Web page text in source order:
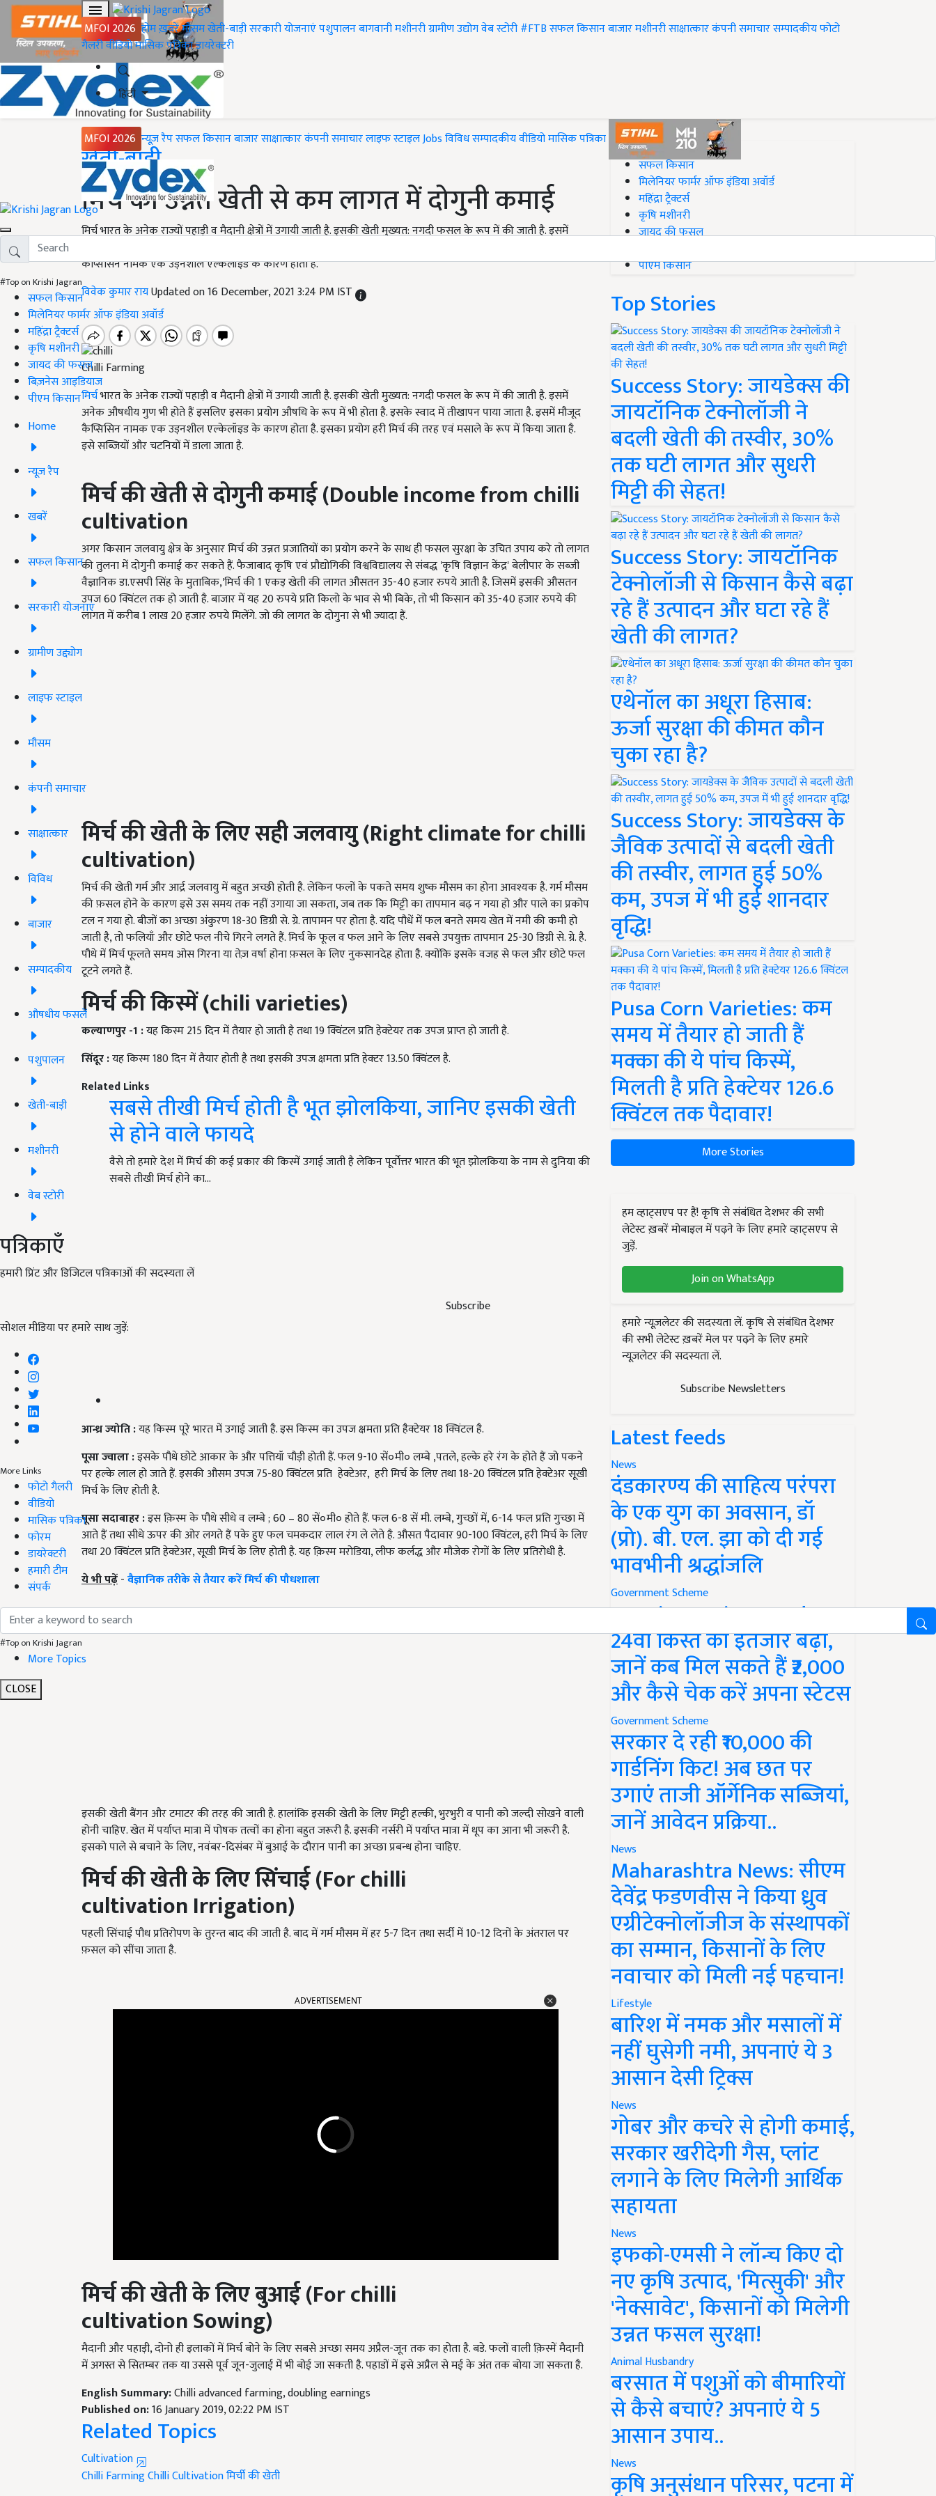
MFOI 2026 होमख़बरेंमौसमखेती-बाड़ीसरकारी योजनाएंपशुपालनबागवानीमशीनरीग्रामीण उद्योगवेब स्टोरी#FTBसफल किसानबाजारमशीनरीसाक्षात्कारकंपनी समाचारसम्पादकीयफोटो
गैलरीवीडियोमासिक पत्रिकाडायरेक्टरी
हिंदी
MFOI 2026 न्यूज़ रैपसफल किसानबाजारसाक्षात्कारकंपनी समाचारलाइफ स्टाइलJobsविविधसम्पादकीयवीडियोमासिक पत्रिका
#Top on Krishi Jagran
सफल किसान
मिलेनियर फार्मर ऑफ इंडिया अवॉर्ड
महिंद्रा ट्रैक्टर्स
कृषि मशीनरी
जायद की फसल
बिज़नेस आइडियाज
पीएम किसान
Home
न्यूज़ रैप
खबरें
सफल किसान
सरकारी योजनाएं
ग्रामीण उद्द्योग
लाइफ स्टाइल
मौसम
कंपनी समाचार
साक्षात्कार
विविध
बाजार
सम्पादकीय
औषधीय फसलें
पशुपालन
खेती-बाड़ी
मशीनरी
वेब स्टोरी
पत्रिकाएँ
हमारी प्रिंट और डिजिटल पत्रिकाओं की सदस्यता लें
Subscribe
सोशल मीडिया पर हमारे साथ जुड़ें:
More Links
फोटो गैलरी
वीडियो
मासिक पत्रिका
फोरम
डायरेक्टरी
हमारी टीम
संपर्क
#Top on Krishi Jagran
More Topics
CLOSE
Home
खेती-बाड़ी
मिर्च की उन्नत खेती से कम लागत में दोगुनी कमाई
मिर्च भारत के अनेक राज्यों पहाड़ी व मैदानी क्षेत्रों में उगायी जाती है. इसकी खेती मुख्यत: नगदी फसल के रूप में की जाती है. इसमें
कैप्सिसिन नामक एक उड़नशील एल्केलॉइड के कारण होता है.
विवेक कुमार रायUpdated on 16 December, 2021 3:24 PM IST
Chilli Farming
मिर्चभारत के अनेक राज्यों पहाड़ी व मैदानी क्षेत्रों में उगायी जाती है. इसकी खेती मुख्यत: नगदी फसल के रूप में की जाती है. इसमें
अनेक औषधीय गुण भी होते हैं इसलिए इसका प्रयोग औषधि के रूप में भी होता है. इसके स्वाद में तीखापन पाया जाता है. इसमें मौजूद
कैप्सिसिन नामक एक उड़नशील एल्केलॉइड के कारण होता है. इसका प्रयोग हरी मिर्च की तरह एवं मसाले के रूप में किया जाता है.
इसे सब्जियों और चटनियों में डाला जाता है.
मिर्च की खेती से दोगुनी कमाई (Double income from chilli
cultivation
अगर किसान जलवायु क्षेत्र के अनुसार मिर्च की उन्नत प्रजातियों का प्रयोग करने के साथ ही फसल सुरक्षा के उचित उपाय करे तो लागत
की तुलना में दोगुनी कमाई कर सकते हैं. फैजाबाद कृषि एवं प्रौद्योगिकी विश्वविद्यालय से संबद्ध 'कृषि विज्ञान केंद्र' बेलीपार के सब्जी
वैज्ञानिक डा.एसपी सिंह के मुताबिक,'मिर्च की 1 एकड़ खेती की लागत औसतन 35-40 हजार रुपये आती है. जिसमें इसकी औसतन
उपज 60 क्विंटल तक हो जाती है. बाजार में यह 20 रुपये प्रति किलो के भाव से भी बिके, तो भी किसान को 35-40 हजार रुपये की
लागत में करीब 1 लाख 20 हजार रुपये मिलेंगे. जो की लागत के दोगुना से भी ज्यादा हैं.
मिर्च की खेती के लिए सही जलवायु (Right climate for chilli
cultivation)
मिर्च की खेती गर्म और आर्द्र जलवायु में बहुत अच्छी होती है. लेकिन फलों के पकते समय शुष्क मौसम का होना आवश्यक है. गर्म मौसम
की फ़सल होने के कारण इसे उस समय तक नहीं उगाया जा सकता, जब तक कि मिट्टी का तापमान बढ़ न गया हो और पाले का प्रकोप
टल न गया हो. बीजों का अच्छा अंकुरण 18-30 डिग्री से. ग्रे. तापामन पर होता है. यदि पौधें में फल बनते समय खेत में नमी की कमी हो
जाती है, तो फलियाँ और छोटे फल नीचे गिरने लगते हैं. मिर्च के फूल व फल आने के लिए सबसे उपयुक्त तापमान 25-30 डिग्री से. ग्रे. है.
पौधे में मिर्च फूलते समय ओस गिरना या तेज़ वर्षा होना फ़सल के लिए नुकसानदेह होता है. क्योंकि इसके वजह से फल और छोटे फल
टूटने लगते हैं.
मिर्च की किस्में (chili varieties)
कल्याणपुर -1 :यह किस्म 215 दिन में तैयार हो जाती है तथा 19 क्विंटल प्रति हेक्टेयर तक उपज प्राप्त हो जाती है.
सिंदूर :यह किस्म 180 दिन में तैयार होती है तथा इसकी उपज क्षमता प्रति हेक्टर 13.50 क्विंटल है.
Related Links
सबसे तीखी मिर्च होती है भूत झोलकिया, जानिए इसकी खेती
से होने वाले फायदे
वैसे तो हमारे देश में मिर्च की कई प्रकार की किस्में उगाई जाती है लेकिन पूर्वोत्तर भारत की भूत झोलकिया के नाम से दुनिया की
सबसे तीखी मिर्च होने का…
आन्ध्र ज्योति :यह किस्म पूरे भारत में उगाई जाती है. इस किस्म का उपज क्षमता प्रति हैक्टेयर 18 क्विंटल है.
पूसा ज्वाला :इसके पौधे छोटे आकार के और पत्तियॉ चौड़ी होती हैं. फल 9-10 सें०मी० लम्बे ,पतले, हल्के हरे रंग के होते हैं जो पकने
पर हल्के लाल हो जाते हैं. इसकी औसम उपज 75-80 क्विंटल प्रति हेक्टेअर, हरी मिर्च के लिए तथा 18-20 क्विंटल प्रति हेक्टेअर सूखी
मिर्च के लिए होती है.
पूसा सदाबाहर :इस क़िस्म के पौधे सीधे व लम्बे ; 60 – 80 सें०मी० होते हैं. फल 6-8 सें मी. लम्बे, गुच्छों में, 6-14 फल प्रति गुच्छा में
आते हैं तथा सीधे ऊपर की ओर लगते हैं पके हुए फल चमकदार लाल रंग ले लेते है. औसत पैदावार 90-100 क्विंटल, हरी मिर्च के लिए
तथा 20 क्विंटल प्रति हेक्टेअर, सूखी मिर्च के लिए होती है. यह क़िस्म मरोडिया, लीफ कर्लद्ध और मौजेक रोगों के लिए प्रतिरोधी है.
ये भी पढ़ें-वैज्ञानिक तरीके से तैयार करें मिर्च की पौधशाला
इसकी खेती बैंगन और टमाटर की तरह की जाती है. हालांकि इसकी खेती के लिए मिट्टी हल्की, भुरभुरी व पानी को जल्दी सोखने वाली
होनी चाहिए. खेत में पर्याप्त मात्रा में पोषक तत्वों का होना बहुत जरूरी है. इसकी नर्सरी में पर्याप्त मात्रा में धूप का आना भी जरूरी है.
इसको पाले से बचाने के लिए, नवंबर-दिसंबर में बुआई के दौरान पानी का अच्छा प्रबन्ध होना चाहिए.
मिर्च की खेती के लिएसिंचाई (For chilli
cultivation Irrigation)
पहली सिंचाई पौध प्रतिरोपण के तुरन्त बाद की जाती है. बाद में गर्म मौसम में हर 5-7 दिन तथा सर्दी में 10-12 दिनों के अंतराल पर
फ़सल को सींचा जाता है.
ADVERTISEMENT
मिर्च की खेती के लिएबुआई (For chilli
cultivation Sowing)
मैदानी और पहाड़ी, दोनो ही इलाकों में मिर्च बोने के लिए सबसे अच्छा समय अप्रैल-जून तक का होता है. बडे. फलों वाली क़िस्में मैदानी
में अगस्त से सितम्बर तक या उससे पूर्व जून-जुलाई में भी बोई जा सकती है. पहाडों में इसे अप्रैल से मई के अंत तक बोया जा सकता है.
English Summary:Chilli advanced farming, doubling earnings
Published on:16 January 2019, 02:22 PM IST
Related Topics
Cultivation
Chilli FarmingChilli Cultivationमिर्ची की खेती
#Top on Krishi Jagran
सफल किसान
मिलेनियर फार्मर ऑफ इंडिया अवॉर्ड
महिंद्रा ट्रैक्टर्स
कृषि मशीनरी
जायद की फसल
पीएम किसान
Top Stories
Success Story: जायडेक्स की
जायटॉनिक टेक्नोलॉजी ने
बदली खेती की तस्वीर, 30%
तक घटी लागत और सुधरी
मिट्टी की सेहत!
Success Story: जायटॉनिक
टेक्नोलॉजी से किसान कैसे बढ़ा
रहे हैं उत्पादन और घटा रहे हैं
खेती की लागत?
एथेनॉल का अधूरा हिसाब:
ऊर्जा सुरक्षा की कीमत कौन
चुका रहा है?
Success Story: जायडेक्स के
जैविक उत्पादों से बदली खेती
की तस्वीर, लागत हुई 50%
कम, उपज में भी हुई शानदार
वृद्धि!
Pusa Corn Varieties: कम
समय में तैयार हो जाती हैं
मक्का की ये पांच किस्में,
मिलती है प्रति हेक्टेयर 126.6
क्विंटल तक पैदावार!
More Stories
हम व्हाट्सएप पर हैं! कृषि से संबंधित देशभर की सभी
लेटेस्ट ख़बरें मोबाइल में पढ़ने के लिए हमारे व्हाट्सएप से
जुड़ें.
Join on WhatsApp
हमारे न्यूज़लेटर की सदस्यता लें. कृषि से संबंधित देशभर
की सभी लेटेस्ट ख़बरें मेल पर पढ़ने के लिए हमारे
न्यूज़लेटर की सदस्यता लें.
Subscribe Newsletters
Latest feeds
News
दंडकारण्य की साहित्य परंपरा
के एक युग का अवसान, डॉ
(प्रो). बी. एल. झा को दी गई
भावभीनी श्रद्धांजलि
Government Scheme
PM Kisan Yojana Update:
24वीं किस्त का इंतजार बढ़ा,
जानें कब मिल सकते हैं ₹2,000
और कैसे चेक करें अपना स्टेटस
Government Scheme
सरकार दे रही ₹10,000 की
गार्डनिंग किट! अब छत पर
उगाएं ताजी ऑर्गेनिक सब्जियां,
जानें आवेदन प्रक्रिया..
News
Maharashtra News: सीएम
देवेंद्र फडणवीस ने किया ध्रुव
एग्रीटेक्नोलॉजीज के संस्थापकों
का सम्मान, किसानों के लिए
नवाचार को मिली नई पहचान!
Lifestyle
बारिश में नमक और मसालों में
नहीं घुसेगी नमी, अपनाएं ये 3
आसान देसी ट्रिक्स
News
गोबर और कचरे से होगी कमाई,
सरकार खरीदेगी गैस, प्लांट
लगाने के लिए मिलेगी आर्थिक
सहायता
News
इफको-एमसी ने लॉन्च किए दो
नए कृषि उत्पाद, 'मित्सुकी' और
'नेक्सावेट', किसानों को मिलेगी
उन्नत फसल सुरक्षा!
Animal Husbandry
बरसात में पशुओं को बीमारियों
से कैसे बचाएं? अपनाएं ये 5
आसान उपाय..
News
कृषि अनुसंधान परिसर, पटना में